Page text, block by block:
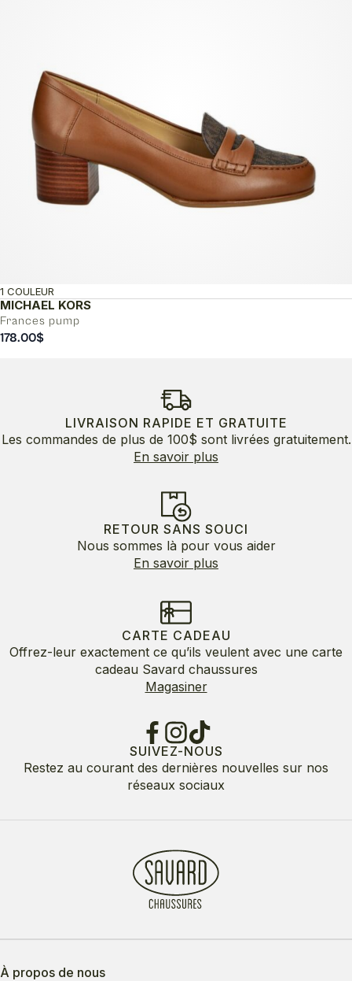
MICHAEL KORS
Frances pump
1 COULEUR
178.00$
LIVRAISON RAPIDE ET GRATUITE
Les commandes de plus de 100$ sont livrées gratuitement.
En savoir plus
RETOUR SANS SOUCI
Nous sommes là pour vous aider
En savoir plus
CARTE CADEAU
Offrez-leur exactement ce qu’ils veulent avec une carte
cadeau Savard chaussures
Magasiner
SUIVEZ-NOUS
Restez au courant des dernières nouvelles sur nos
réseaux sociaux
À propos de nous